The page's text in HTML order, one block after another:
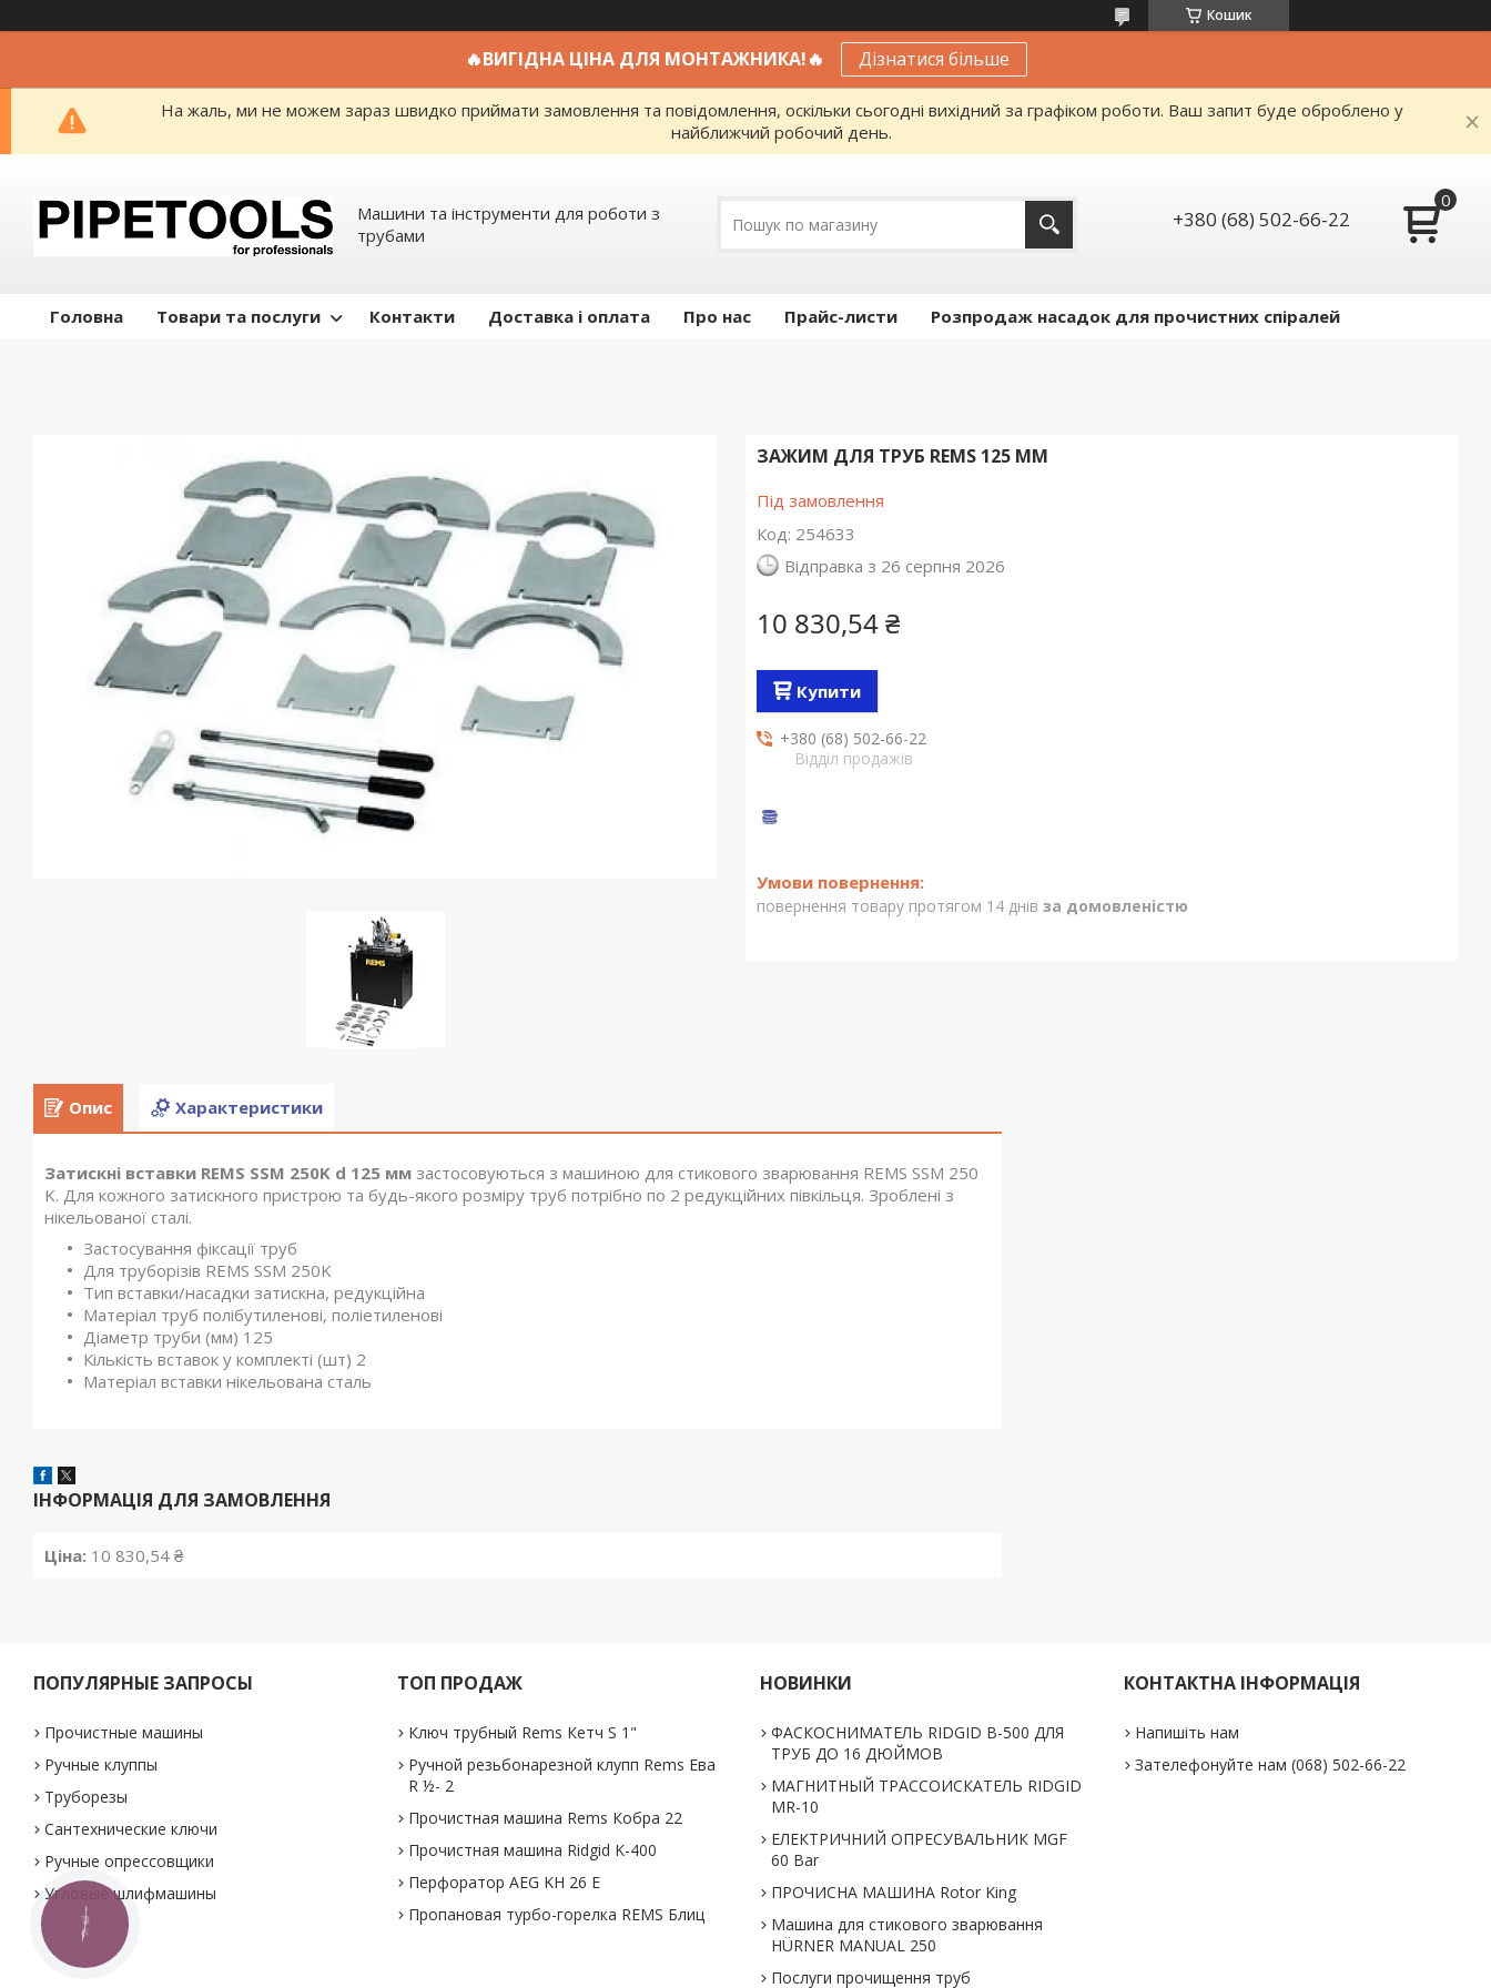
Кошик
🔥ВИГІДНА ЦІНА ДЛЯ МОНТАЖНИКА!🔥 Дізнатися більше
На жаль, ми не можем зараз швидко приймати замовлення та повідомлення, оскільки сьогодні вихідний за графіком роботи. Ваш запит буде оброблено у
найближчий робочий день.
Машини та інструменти для роботи з
трубами
+380 (68) 502-66-22
Головна Товари та послуги Контакти Доставка і оплата Про нас Прайс-листи Розпродаж насадок для прочистних спіралей
ЗАЖИМ ДЛЯ ТРУБ REMS 125 ММ
Під замовлення
Код: 254633
Відправка з 26 серпня 2026
10 830,54 ₴
Купити
+380 (68) 502-66-22
Відділ продажів
повернення товару протягом 14 днів за домовленістю
Опис Характеристики
Затискні вставки REMS SSM 250K d 125 мм застосовуються з машиною для стикового зварювання REMS SSM 250
K. Для кожного затискного пристрою та будь-якого розміру труб потрібно по 2 редукційних півкільця. Зроблені з
нікельованої сталі.
Застосування фіксації труб
Для труборізів REMS SSM 250K
Тип вставки/насадки затискна, редукційна
Матеріал труб полібутиленові, поліетиленові
Діаметр труби (мм) 125
Кількість вставок у комплекті (шт) 2
Матеріал вставки нікельована сталь
ІНФОРМАЦІЯ ДЛЯ ЗАМОВЛЕННЯ
Ціна: 10 830,54 ₴
ПОПУЛЯРНЫЕ ЗАПРОСЫ
Прочистные машины
Ручные клуппы
Труборезы
Сантехнические ключи
Ручные опрессовщики
Угловые шлифмашины
ТОП ПРОДАЖ
Ключ трубный Rems Кетч S 1"
Ручной резьбонарезной клупп Rems Ева
R ½- 2
Прочистная машина Rems Кобра 22
Прочистная машина Ridgid K-400
Перфоратор AEG KH 26 E
Пропановая турбо-горелка REMS Блиц
НОВИНКИ
ФАСКОСНИМАТЕЛЬ RIDGID В-500 ДЛЯ
ТРУБ ДО 16 ДЮЙМОВ
МАГНИТНЫЙ ТРАССОИСКАТЕЛЬ RIDGID
MR-10
ЕЛЕКТРИЧНИЙ ОПРЕСУВАЛЬНИК MGF
60 Bar
ПРОЧИСНА МАШИНА Rotor King
Машина для стикового зварювання
HÜRNER MANUAL 250
Послуги прочищення труб
КОНТАКТНА ІНФОРМАЦІЯ
Напишіть нам
Зателефонуйте нам (068) 502-66-22
КНОПКА
ЗВ'ЯЗКУ